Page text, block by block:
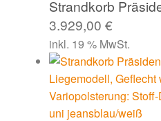
Strandkorb
3.929,00 €
inkl. 19 % MwSt.